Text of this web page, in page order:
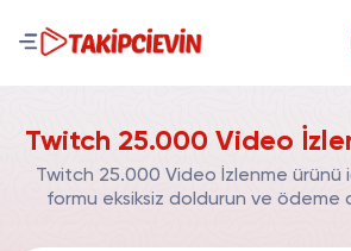
Twitch 25.000 Video
Twitch 25.000 Video İzlenme ürünü
formu eksiksiz doldurun ve ödeme